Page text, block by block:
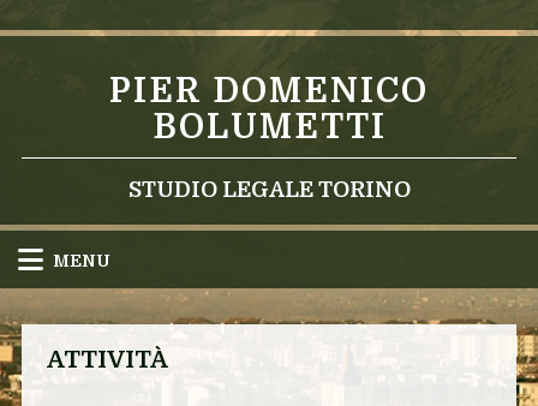
PIER DOMENICO
BOLUMETTI
STUDIO LEGALE TORINO
MENU
ATTIVITÀ